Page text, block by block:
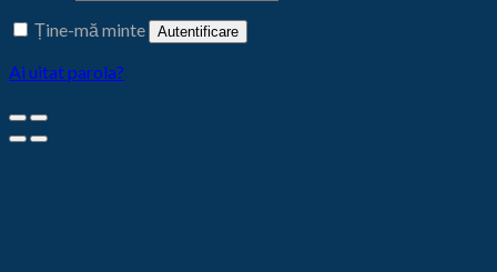
Ține-mă minte
Autentificare
Ai uitat parola?